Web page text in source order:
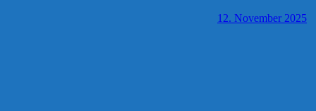
12. November 2025